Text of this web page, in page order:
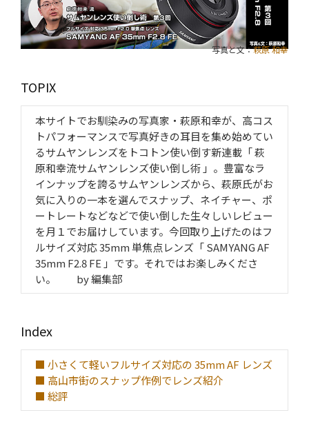
写真と文：萩原 和幸
TOPIX
本サイトでお馴染みの写真家・萩原和幸が、高コス
トパフォーマンスで写真好きの耳目を集め始めてい
るサムヤンレンズをトコトン使い倒す新連載「 萩
原和幸流サムヤンレンズ使い倒し術 」。豊富なラ
インナップを誇るサムヤンレンズから、萩原氏がお
気に入りの一本を選んでスナップ、ネイチャー、ポ
ートレートなどなどで使い倒した生々しいレビュー
を月１でお届けしています。今回取り上げたのはフ
ルサイズ対応 35mm 単焦点レンズ「 SAMYANG AF
35mm F2.8 FE 」です。それではお楽しみくださ
い。 by 編集部
Index
■ 小さくて軽いフルサイズ対応の 35mm AF レンズ
■ 高山市街のスナップ作例でレンズ紹介
■ 総評